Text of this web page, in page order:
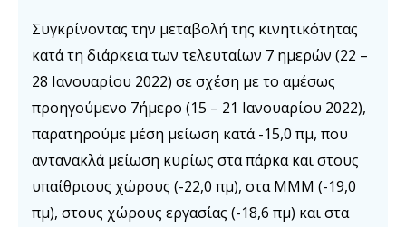
Συγκρίνοντας την μεταβολή της κινητικότητας
κατά τη διάρκεια των τελευταίων 7 ημερών (22 –
28 Ιανουαρίου 2022) σε σχέση με το αμέσως
προηγούμενο 7ήμερο (15 – 21 Ιανουαρίου 2022),
παρατηρούμε μέση μείωση κατά -15,0 πμ, που
αντανακλά μείωση κυρίως στα πάρκα και στους
υπαίθριους χώρους (-22,0 πμ), στα ΜΜΜ (-19,0
πμ), στους χώρους εργασίας (-18,6 πμ) και στα